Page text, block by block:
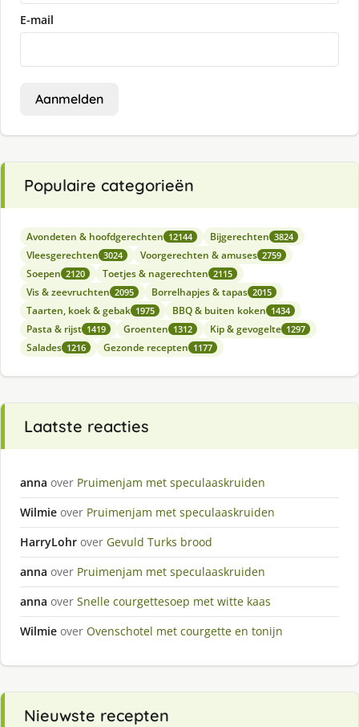
E-mail
Aanmelden
Populaire categorieën
Avondeten & hoofdgerechten 12144 Bijgerechten 3824
Vleesgerechten 3024 Voorgerechten & amuses 2759
Soepen 2120 Toetjes & nagerechten 2115
Vis & zeevruchten 2095 Borrelhapjes & tapas 2015
Taarten, koek & gebak 1975 BBQ & buiten koken 1434
Pasta & rijst 1419 Groenten 1312 Kip & gevogelte 1297
Salades 1216 Gezonde recepten 1177
Laatste reacties
anna over Pruimenjam met speculaaskruiden
Wilmie over Pruimenjam met speculaaskruiden
HarryLohr over Gevuld Turks brood
anna over Pruimenjam met speculaaskruiden
anna over Snelle courgettesoep met witte kaas
Wilmie over Ovenschotel met courgette en tonijn
Nieuwste recepten